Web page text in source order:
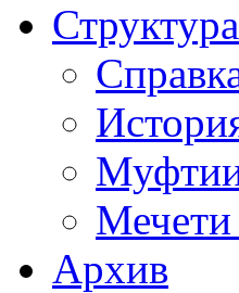
Структура
Архив